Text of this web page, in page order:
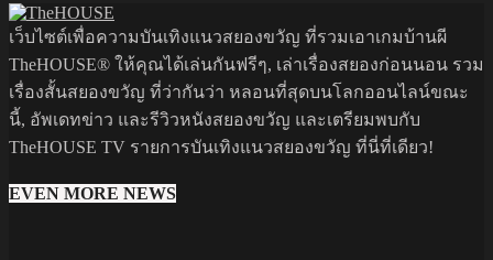
เว็บไซต์เพื่อความบันเทิงแนวสยองขวัญ ที่รวมเอาเกมบ้านผี
TheHOUSE® ให้คุณได้เล่นกันฟรีๆ, เล่าเรื่องสยองก่อนนอน รวม
เรื่องสั้นสยองขวัญ ที่ว่ากันว่า หลอนที่สุดบนโลกออนไลน์ขณะ
นี้, อัพเดทข่าว และรีวิวหนังสยองขวัญ และเตรียมพบกับ
TheHOUSE TV รายการบันเทิงแนวสยองขวัญ ที่นี่ที่เดียว!
EVEN MORE NEWS